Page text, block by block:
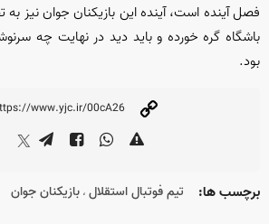
فصل آینده است، آینده این بازیکنان جوان نیز
باشگاه گره خورده و باید دید در نهایت چه
بود.
برچسب ها: تیم فوتبال استقلال ، بازیکنان جوان